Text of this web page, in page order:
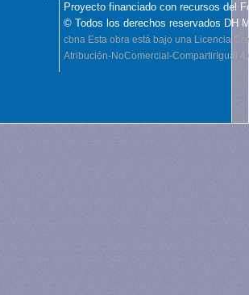
Proyecto financiado con recursos del
© Todos los derechos reservados DH
cbna Esta obra está bajo una Licencia
Atribución-NoComercial-CompartirIgual